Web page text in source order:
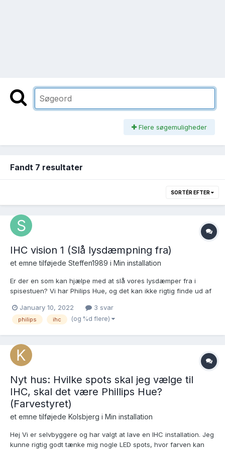
Flere søgemuligheder
Fandt 7 resultater
SORTÉR EFTER
IHC vision 1 (Slå lysdæmpning fra)
et emne tilføjede Steffen1989 i Min installation
Er der en som kan hjælpe med at slå vores lysdæmper fra i
spisestuen? Vi har Philips Hue, og det kan ikke rigtig finde ud af
kun kan tændes og slukkes på kontakten. Vi har fået det lavet i
de andre rum, da vi er gået fra halogen t...
January 10, 2022 3 svar
philips ihc (og %d flere)
Nyt hus: Hvilke spots skal jeg vælge til
IHC, skal det være Phillips Hue?
(Farvestyret)
et emne tilføjede Kolsbjerg i Min installation
Hej Vi er selvbyggere og har valgt at lave en IHC installation. Jeg
kunne rigtig godt tænke mig nogle LED spots, hvor farven kan